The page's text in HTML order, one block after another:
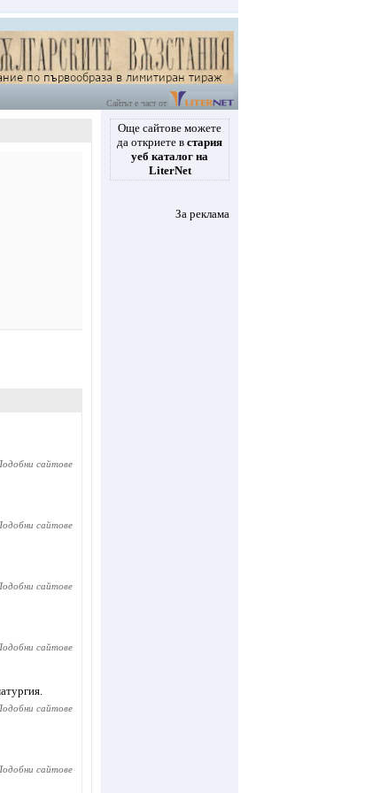
Сайтът е част от
сайтове
сайтове
сайтове
сайтове
сайтове
сайтове
Още сайтове можете
да откриете в стария
уеб каталог на
LiterNet
За реклама